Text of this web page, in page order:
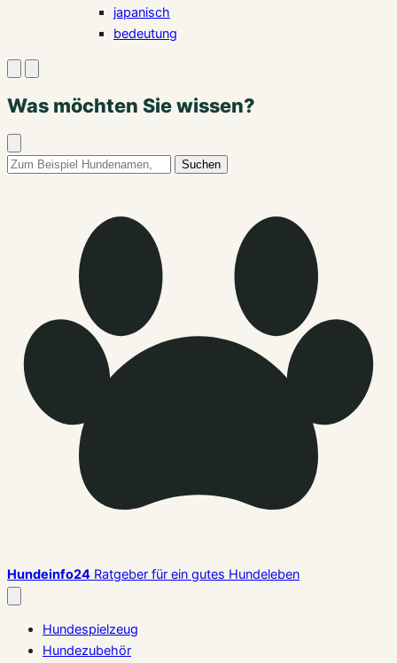
japanisch
bedeutung
öffnenöffnen
Was möchten Sie wissen?
schließen
Suchbegriff: Suchen
Hundeinfo24 Ratgeber für ein gutes Hundeleben
schließen
Hundespielzeug
Hundezubehör